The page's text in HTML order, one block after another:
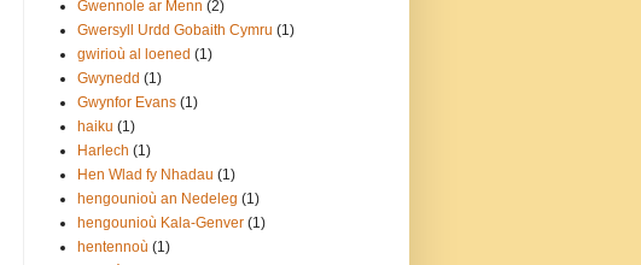
Gwennole ar Menn (2)
Gwersyll Urdd Gobaith Cymru (1)
gwirioù al loened (1)
Gwynedd (1)
Gwynfor Evans (1)
haiku (1)
Harlech (1)
Hen Wlad fy Nhadau (1)
hengounioù an Nedeleg (1)
hengounioù Kala-Genver (1)
hentennoù (1)